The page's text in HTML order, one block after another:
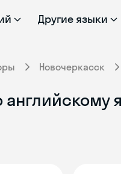
Другие языки
Новочеркасск
английскому